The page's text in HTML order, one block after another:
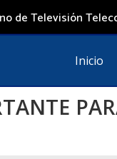
de Televisión
Inicio